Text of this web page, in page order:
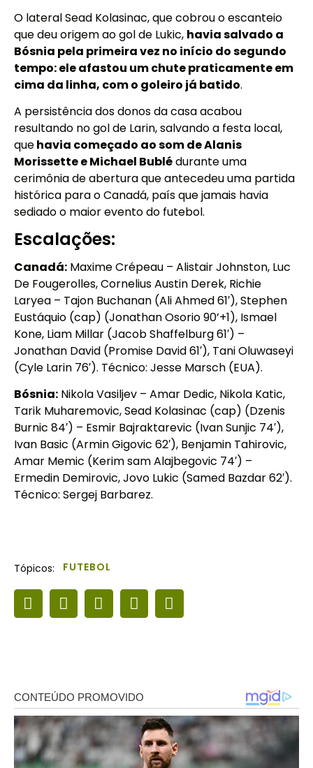
O lateral Sead Kolasinac, que cobrou o escanteio
que deu origem ao gol de Lukic, havia salvado a
Bósnia pela primeira vez no início do segundo
tempo: ele afastou um chute praticamente em
cima da linha, com o goleiro já batido.
A persistência dos donos da casa acabou
resultando no gol de Larin, salvando a festa local,
quehavia começado ao som de Alanis
Morissette e Michael Bublédurante uma
cerimônia de abertura que antecedeu uma partida
histórica para o Canadá, país que jamais havia
sediado o maior evento do futebol.
Escalações:
Canadá: Maxime Crépeau – Alistair Johnston, Luc
De Fougerolles, Cornelius Austin Derek, Richie
Laryea – Tajon Buchanan (Ali Ahmed 61′), Stephen
Eustáquio (cap) (Jonathan Osorio 90’+1), Ismael
Kone, Liam Millar (Jacob Shaffelburg 61′) –
Jonathan David (Promise David 61′), Tani Oluwaseyi
(Cyle Larin 76′). Técnico: Jesse Marsch (EUA).
Bósnia: Nikola Vasiljev – Amar Dedic, Nikola Katic,
Tarik Muharemovic, Sead Kolasinac (cap) (Dzenis
Burnic 84′) – Esmir Bajraktarevic (Ivan Sunjic 74′),
Ivan Basic (Armin Gigovic 62′), Benjamin Tahirovic,
Amar Memic (Kerim sam Alajbegovic 74′) –
Ermedin Demirovic, Jovo Lukic (Samed Bazdar 62′).
Técnico: Sergej Barbarez.
Tópicos: FUTEBOL